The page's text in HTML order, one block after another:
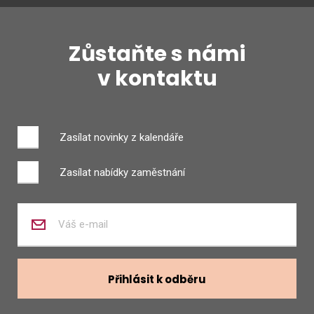
Zůstaňte s námi
v kontaktu
Zasílat novinky z kalendáře
Zasílat nabídky zaměstnání
váš
mail
Přihlásit k odběru